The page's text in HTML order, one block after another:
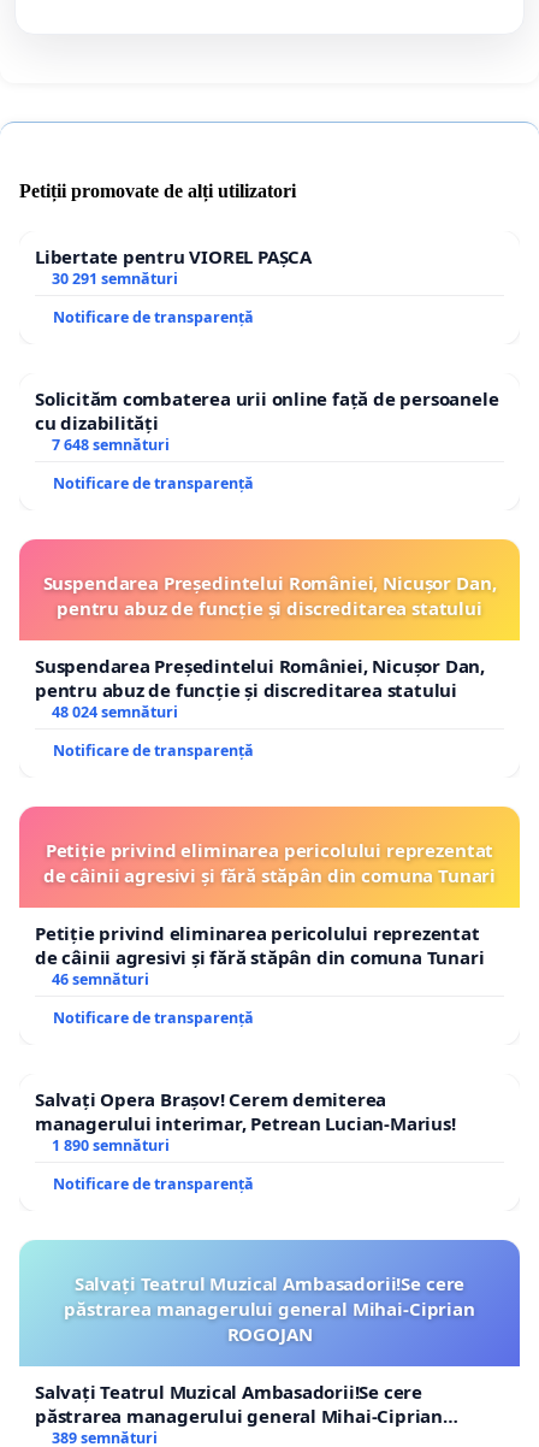
Petiții promovate de alți utilizatori
Libertate pentru VIOREL PAȘCA
30 291 semnături
Notificare de transparență
Solicităm combaterea urii online față de persoanele
cu dizabilități
7 648 semnături
Notificare de transparență
Suspendarea Președintelui României, Nicușor Dan,
pentru abuz de funcție și discreditarea statului
Suspendarea Președintelui României, Nicușor Dan,
pentru abuz de funcție și discreditarea statului
48 024 semnături
Notificare de transparență
Petiție privind eliminarea pericolului reprezentat
de câinii agresivi și fără stăpân din comuna Tunari
Petiție privind eliminarea pericolului reprezentat
de câinii agresivi și fără stăpân din comuna Tunari
46 semnături
Notificare de transparență
Salvați Opera Brașov! Cerem demiterea
managerului interimar, Petrean Lucian-Marius!
1 890 semnături
Notificare de transparență
Salvați Teatrul Muzical Ambasadorii!Se cere
păstrarea managerului general Mihai-Ciprian
ROGOJAN
Salvați Teatrul Muzical Ambasadorii!Se cere
păstrarea managerului general Mihai-Ciprian
ROGOJAN
389 semnături